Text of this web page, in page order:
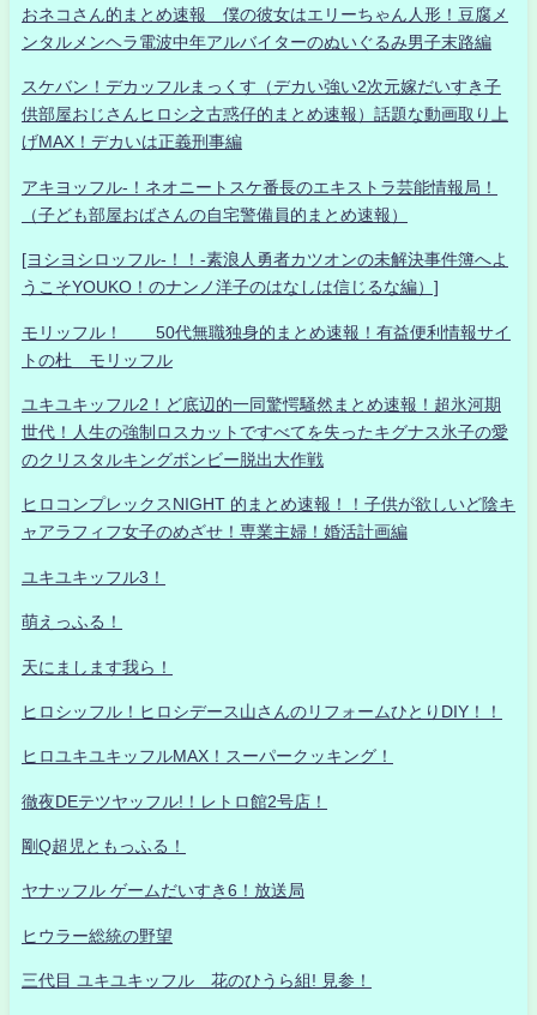
おネコさん的まとめ速報 僕の彼女はエリーちゃん人形！豆腐メ
ンタルメンヘラ電波中年アルバイターのぬいぐるみ男子末路編
スケバン！デカッフルまっくす（デカい強い2次元嫁だいすき子
供部屋おじさんヒロシ之古惑仔的まとめ速報）話題な動画取り上
げMAX！デカいは正義刑事編
アキヨッフル-！ネオニートスケ番長のエキストラ芸能情報局！
（子ども部屋おばさんの自宅警備員的まとめ速報）
[ヨシヨシロッフル-！！-素浪人勇者カツオンの未解決事件簿へよ
うこそYOUKO！のナンノ洋子のはなしは信じるな編）]
モリッフル！ 50代無職独身的まとめ速報！有益便利情報サイ
トの杜 モリッフル
ユキユキッフル2！ど底辺的一同驚愕騒然まとめ速報！超氷河期
世代！人生の強制ロスカットですべてを失ったキグナス氷子の愛
のクリスタルキングボンビー脱出大作戦
ヒロコンプレックスNIGHT 的まとめ速報！！子供が欲しいど陰キ
ャアラフィフ女子のめざせ！専業主婦！婚活計画編
ユキユキッフル3！
萌えっふる！
天にまします我ら！
ヒロシッフル！ヒロシデース山さんのリフォームひとりDIY！！
ヒロユキユキッフルMAX！スーパークッキング！
徹夜DEテツヤッフル!！レトロ館2号店！
剛Q超児ともっふる！
ヤナッフル ゲームだいすき6！放送局
ヒウラー総統の野望
三代目 ユキユキッフル 花のひうら組! 見参！